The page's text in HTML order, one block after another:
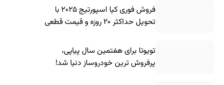
فروش فوری کیا اسپورتیج ۲۰۲۵ با
تحویل حداکثر ۲۰ روزه و قیمت قطعی
تویوتا برای هفتمین سال پیاپی،
پرفروش ترین خودروساز دنیا شد!